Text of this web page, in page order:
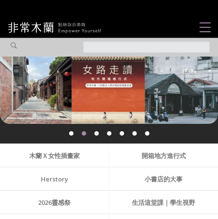
觀點專欄
焦點企劃
認識我們
木蘭Ｘ女性插畫家 開箱地方進行式
Herstory 小書店的大事
2026靈感祭 生活這堂課｜學生視野